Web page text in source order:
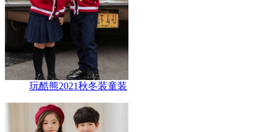
玩酷熊2021秋冬装童装